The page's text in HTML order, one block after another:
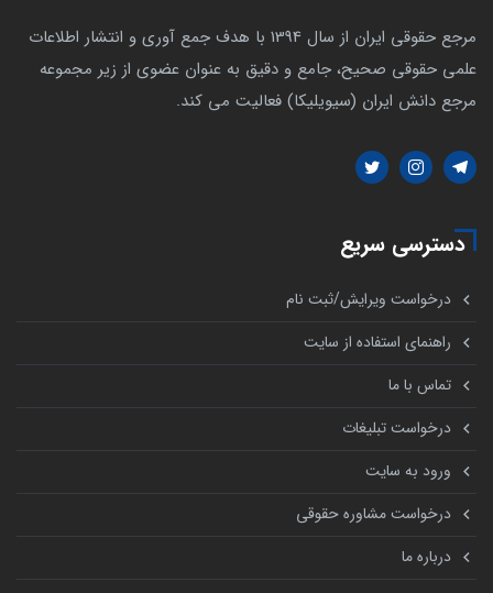
مرجع حقوقی ایران از سال 1394 با هدف جمع آوری و انتشار اطلاعات
علمی حقوقی صحیح، جامع و دقیق به عنوان عضوی از زیر مجموعه
مرجع دانش ایران (سیویلیکا) فعالیت می کند.
دسترسی سریع
درخواست ویرایش/ثبت نام
راهنمای استفاده از سایت
تماس با ما
درخواست تبلیغات
ورود به سایت
درخواست مشاوره حقوقی
درباره ما